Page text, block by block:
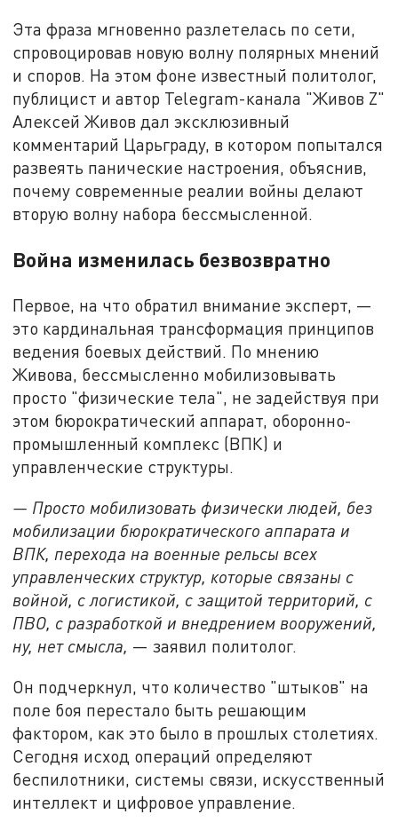
Эта фраза мгновенно разлетелась по сети,
спровоцировав новую волну полярных мнений
и споров. На этом фоне известный политолог,
публицист и автор Telegram-канала "Живов Z"
Алексей Живов дал эксклюзивный
комментарий Царьграду, в котором попытался
развеять панические настроения, объяснив,
почему современные реалии войны делают
вторую волну набора бессмысленной.
Война изменилась безвозвратно
Первое, на что обратил внимание эксперт, —
это кардинальная трансформация принципов
ведения боевых действий. По мнению
Живова, бессмысленно мобилизовывать
просто "физические тела", не задействуя при
этом бюрократический аппарат, оборонно-
промышленный комплекс (ВПК) и
управленческие структуры.
— Просто мобилизовать физически людей, без
мобилизации бюрократического аппарата и
ВПК, перехода на военные рельсы всех
управленческих структур, которые связаны с
войной, с логистикой, с защитой территорий, с
ПВО, с разработкой и внедрением вооружений,
ну, нет смысла, — заявил политолог.
Он подчеркнул, что количество "штыков" на
поле боя перестало быть решающим
фактором, как это было в прошлых столетиях.
Сегодня исход операций определяют
беспилотники, системы связи, искусственный
интеллект и цифровое управление.